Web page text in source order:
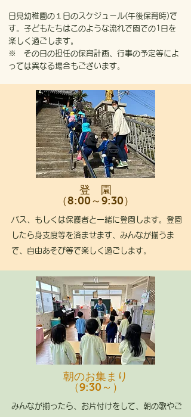
日見幼稚園の１日のスケジュール(午後保育時)で
す。子どもたちはこのような流れで園での1日を
楽しく過ごします。
※ その日の担任の保育計画、行事の予定等によ
っては異なる場合もございます。
登 園
（8:00～9:30）
バス、もしくは保護者と一緒に登園します。登園
したら身支度等を済ませます、みんなが揃うま
で、自由あそび等で楽しく過ごします。
朝のお集まり
（9:30～）
みんなが揃ったら、お片付けをして、朝の歌やご